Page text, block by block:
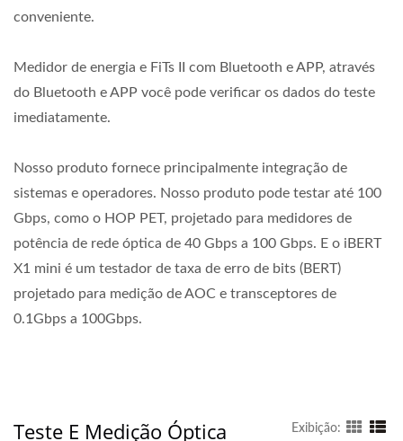
conveniente.
Medidor de energia e FiTs II com Bluetooth e APP, através
do Bluetooth e APP você pode verificar os dados do teste
imediatamente.
Nosso produto fornece principalmente integração de
sistemas e operadores. Nosso produto pode testar até 100
Gbps, como o HOP PET, projetado para medidores de
potência de rede óptica de 40 Gbps a 100 Gbps. E o iBERT
X1 mini é um testador de taxa de erro de bits (BERT)
projetado para medição de AOC e transceptores de
0.1Gbps a 100Gbps.
Teste E Medição Óptica Exibição: